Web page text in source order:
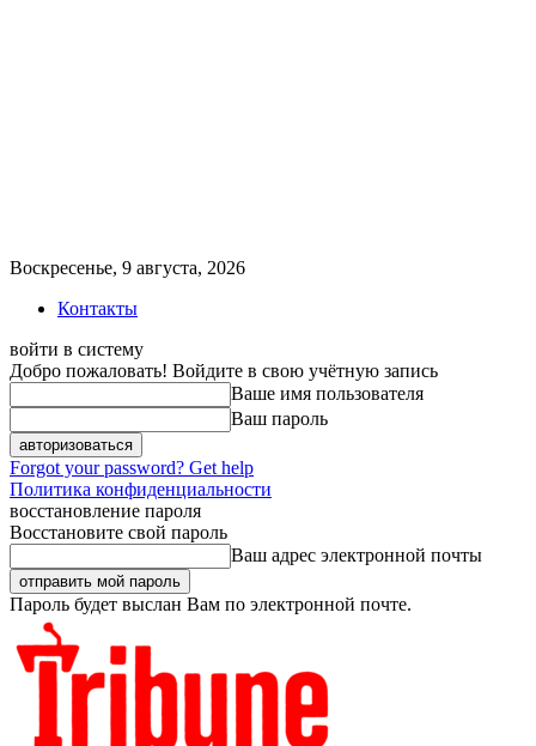
Воскресенье, 9 августа, 2026
Контакты
войти в систему
Добро пожаловать! Войдите в свою учётную запись
Ваше имя пользователя
Ваш пароль
Forgot your password? Get help
Политика конфиденциальности
восстановление пароля
Восстановите свой пароль
Ваш адрес электронной почты
Пароль будет выслан Вам по электронной почте.